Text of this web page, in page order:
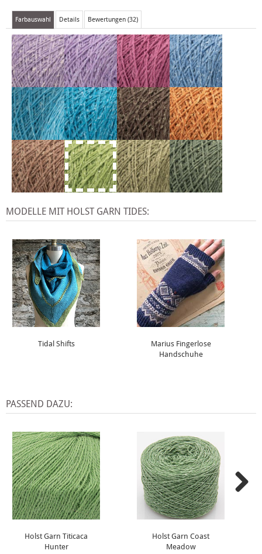
Farbauswahl Details Bewertungen (32)
MODELLE MIT HOLST GARN TIDES:
Tidal Shifts
Marius Fingerlose
Handschuhe
PASSEND DAZU:
Holst Garn Titicaca
Hunter
Holst Garn Coast
Meadow